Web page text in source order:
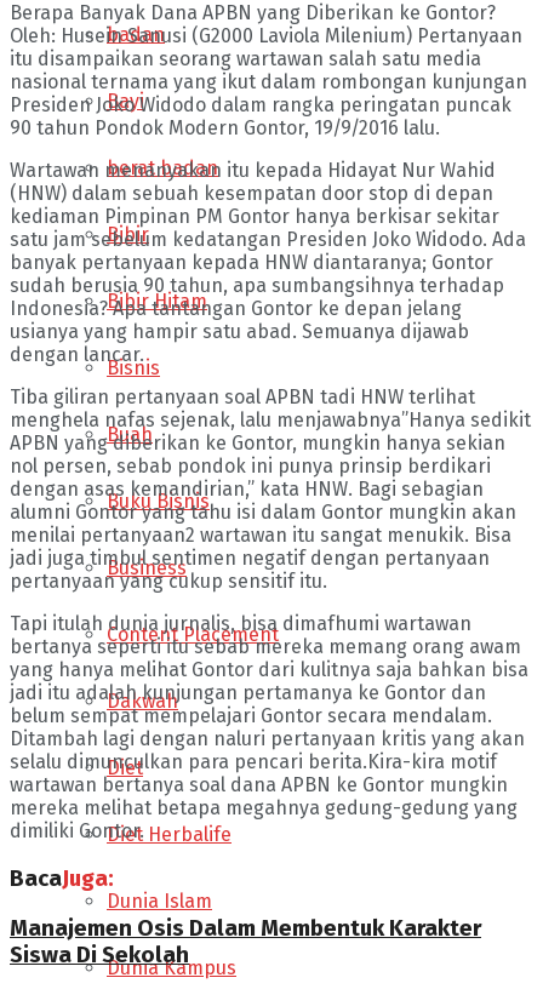
badan
Bayi
berat badan
Bibir
Bibir Hitam
Bisnis
Buah
Buku Bisnis
Business
Content Placement
Dakwah
Diet
Diet Herbalife
Dunia Islam
Dunia Kampus
Berapa Banyak Dana APBN yang Diberikan ke Gontor?
Oleh: Husein Sanusi (G2000 Laviola Milenium) Pertanyaan
itu disampaikan seorang wartawan salah satu media
nasional ternama yang ikut dalam rombongan kunjungan
Presiden Joko Widodo dalam rangka peringatan puncak
90 tahun Pondok Modern Gontor, 19/9/2016 lalu.
Wartawan menanyakan itu kepada Hidayat Nur Wahid
(HNW) dalam sebuah kesempatan door stop di depan
kediaman Pimpinan PM Gontor hanya berkisar sekitar
satu jam sebelum kedatangan Presiden Joko Widodo. Ada
banyak pertanyaan kepada HNW diantaranya; Gontor
sudah berusia 90 tahun, apa sumbangsihnya terhadap
Indonesia? Apa tantangan Gontor ke depan jelang
usianya yang hampir satu abad. Semuanya dijawab
dengan lancar.
Tiba giliran pertanyaan soal APBN tadi HNW terlihat
menghela nafas sejenak, lalu menjawabnya”Hanya sedikit
APBN yang diberikan ke Gontor, mungkin hanya sekian
nol persen, sebab pondok ini punya prinsip berdikari
dengan asas kemandirian,” kata HNW. Bagi sebagian
alumni Gontor yang tahu isi dalam Gontor mungkin akan
menilai pertanyaan2 wartawan itu sangat menukik. Bisa
jadi juga timbul sentimen negatif dengan pertanyaan
pertanyaan yang cukup sensitif itu.
Tapi itulah dunia jurnalis, bisa dimafhumi wartawan
bertanya seperti itu sebab mereka memang orang awam
yang hanya melihat Gontor dari kulitnya saja bahkan bisa
jadi itu adalah kunjungan pertamanya ke Gontor dan
belum sempat mempelajari Gontor secara mendalam.
Ditambah lagi dengan naluri pertanyaan kritis yang akan
selalu dimunculkan para pencari berita.Kira-kira motif
wartawan bertanya soal dana APBN ke Gontor mungkin
mereka melihat betapa megahnya gedung-gedung yang
dimiliki Gontor.
BacaJuga:
Manajemen Osis Dalam Membentuk Karakter
Siswa Di Sekolah